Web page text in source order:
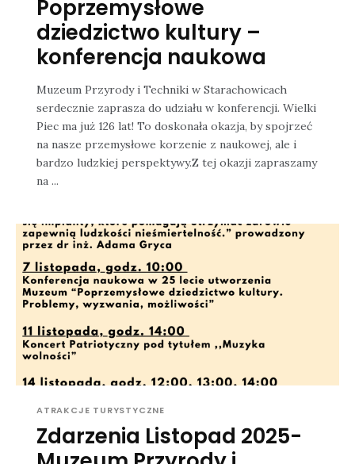
Poprzemysłowe
dziedzictwo kultury –
konferencja naukowa
Muzeum Przyrody i Techniki w Starachowicach
serdecznie zaprasza do udziału w konferencji. Wielki
Piec ma już 126 lat! To doskonała okazja, by spojrzeć
na nasze przemysłowe korzenie z naukowej, ale i
bardzo ludzkiej perspektywy.Z tej okazji zapraszamy
na ...
ATRAKCJE TURYSTYCZNE
Zdarzenia Listopad 2025-